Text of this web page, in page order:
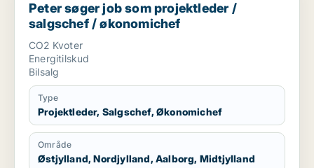
Peter søger job som projektleder /
salgschef / økonomichef
CO2 Kvoter
Energitilskud
Bilsalg
Type
Projektleder, Salgschef, Økonomichef
Område
Østjylland, Nordjylland, Aalborg, Midtjylland